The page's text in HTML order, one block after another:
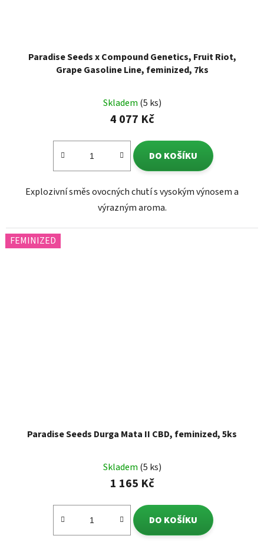
Paradise Seeds x Compound Genetics, Fruit Riot,
Grape Gasoline Line, feminized, 7ks
Skladem (5 ks)
4 077 Kč
DO KOŠÍKU
Explozivní směs ovocných chutí s vysokým výnosem a
výrazným aroma.
FEMINIZED
Paradise Seeds Durga Mata II CBD, feminized, 5ks
Skladem (5 ks)
1 165 Kč
DO KOŠÍKU